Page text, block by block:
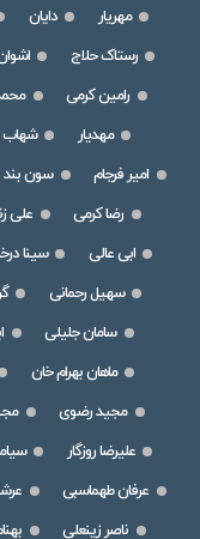
مهریار دایان
رستاک حلاج
رامین کرمی
مهدیار
شهاب
امیر فرجام
سون بند
رضا کرمی
علی
ابی عالی
سینا
سهیل رحمانی
سامان جلیلی
ماهان بهرام خان
مجید رضوی
علیرضا روزگار
عرفان طهماسبی
ناصر زینعلی